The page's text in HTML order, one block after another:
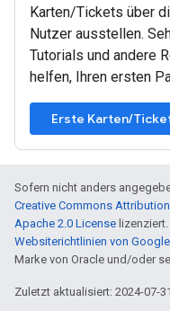
Karten/Tickets über
Nutzer ausstellen.
Tutorials und andere
helfen, Ihren ersten
Erste Karten/
Sofern nicht anders
Creative Commons
Apache 2.0 License
Websiterichtlinien von
Marke von Oracle und/oder
Zuletzt aktualisiert: 2024-07-